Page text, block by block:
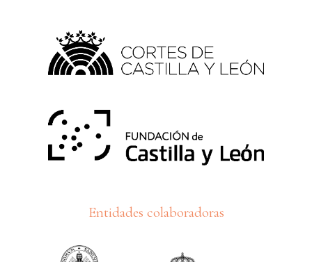
Entidades colaboradoras